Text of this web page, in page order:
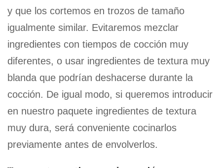
y que los cortemos en trozos de tamaño
igualmente similar. Evitaremos mezclar
ingredientes con tiempos de cocción muy
diferentes, o usar ingredientes de textura muy
blanda que podrían deshacerse durante la
cocción. De igual modo, si queremos introducir
en nuestro paquete ingredientes de textura
muy dura, será conveniente cocinarlos
previamente antes de envolverlos.